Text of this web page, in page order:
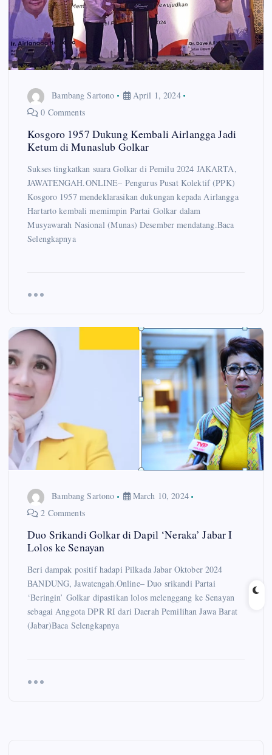
Bambang Sartono
April 1, 2024
0 Comments
Kosgoro 1957 Dukung Kembali Airlangga Jadi
Ketum di Munaslub Golkar
Sukses tingkatkan suara Golkar di Pemilu 2024 JAKARTA,
JAWATENGAH.ONLINE– Pengurus Pusat Kolektif (PPK)
Kosgoro 1957 mendeklarasikan dukungan kepada Airlangga
Hartarto kembali memimpin Partai Golkar dalam
Musyawarah Nasional (Munas) Desember mendatang.Baca
Selengkapnya
Bambang Sartono
March 10, 2024
2 Comments
Duo Srikandi Golkar di Dapil ‘Neraka’ Jabar I
Lolos ke Senayan
Beri dampak positif hadapi Pilkada Jabar Oktober 2024
BANDUNG, Jawatengah.Online– Duo srikandi Partai
‘Beringin’ Golkar dipastikan lolos melenggang ke Senayan
sebagai Anggota DPR RI dari Daerah Pemilihan Jawa Barat
(Jabar)Baca Selengkapnya